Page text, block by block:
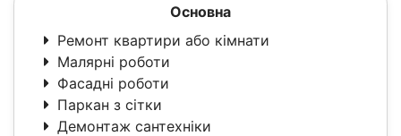
Основна
Ремонт квартири або кімнати
Малярні роботи
Фасадні роботи
Паркан з сітки
Демонтаж сантехніки